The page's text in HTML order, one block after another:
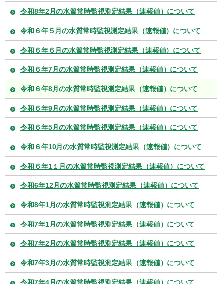
令和8年2月の水質常時監視測定結果（速報値）について
令和６年５月の水質常時監視測定結果（速報値）について
令和６年６月の水質常時監視測定結果（速報値）について
令和６年7月の水質常時監視測定結果（速報値）について
令和６年8月の水質常時監視測定結果（速報値）について
令和６年9月の水質常時監視測定結果（速報値）について
令和６年5月の水質常時監視測定結果（速報値）について
令和６年10月の水質常時監視測定結果（速報値）について
令和６年1１月の水質常時監視測定結果（速報値）について
令和6年12月の水質常時監視測定結果（速報値）について
令和8年1月の水質常時監視測定結果（速報値）について
令和7年1月の水質常時監視測定結果（速報値）について
令和7年2月の水質常時監視測定結果（速報値）について
令和7年3月の水質常時監視測定結果（速報値）について
令和7年4月の水質常時監視測定結果（速報値）について